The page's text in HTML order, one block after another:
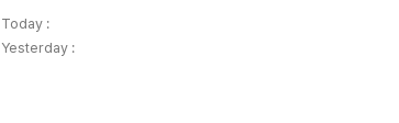
Today :
Yesterday :